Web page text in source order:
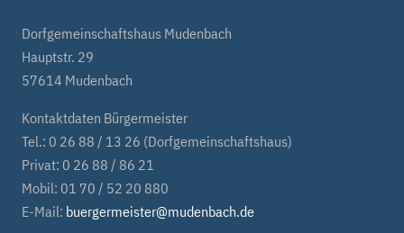
Dorfgemeinschaftshaus Mudenbach
Hauptstr. 29
57614 Mudenbach
Kontaktdaten Bürgermeister
Tel.: 0 26 88 / 13 26 (Dorfgemeinschaftshaus)
Privat: 0 26 88 / 86 21
Mobil: 01 70 / 52 20 880
E-Mail: buergermeister@mudenbach.de